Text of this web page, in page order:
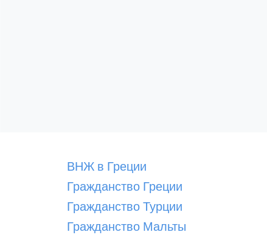
ВНЖ в Греции
Гражданство Греции
Гражданство Турции
Гражданство Мальты